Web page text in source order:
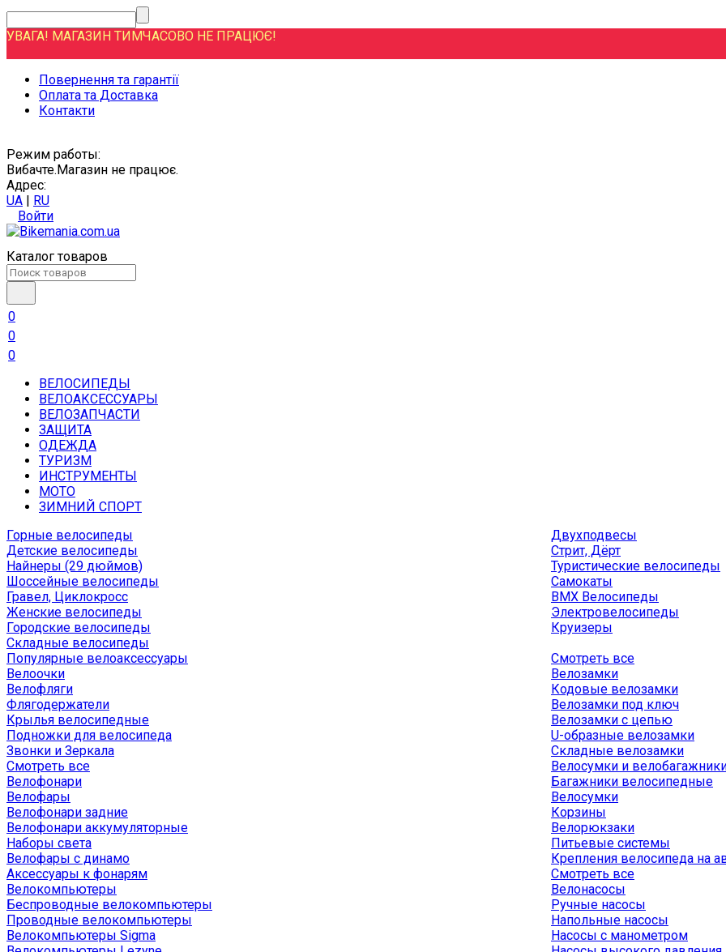
УВАГА! МАГАЗИН ТИМЧАСОВО НЕ ПРАЦЮЄ!
Повернення та гарантії
Оплата та Доставка
Контакти
Режим работы:
Вибачте.Магазин не працює.
Адрес:
UA | RU
Войти
Каталог товаров
0
0
0
ВЕЛОСИПЕДЫ
ВЕЛОАКСЕССУАРЫ
ВЕЛОЗАПЧАСТИ
ЗАЩИТА
ОДЕЖДА
ТУРИЗМ
ИНСТРУМЕНТЫ
МОТО
ЗИМНИЙ СПОРТ
Горные велосипеды
Детские велосипеды
Найнеры (29 дюймов)
Шоссейные велосипеды
Гравел, Циклокросс
Женские велосипеды
Городcкие велосипеды
Складные велосипеды
Двухподвесы
Стрит, Дёрт
Туристические велосипеды
Самокаты
BMX Велосипеды
Электровелосипеды
Круизеры
Популярные велоаксессуары
Велоочки
Велофляги
Флягодержатели
Крылья велосипедные
Подножки для велосипеда
Звонки и Зеркала
Смотреть все
Велофонари
Велофары
Велофонари задние
Велофонари аккумуляторные
Наборы света
Велофары с динамо
Аксессуары к фонарям
Велокомпьютеры
Беспроводные велокомпьютеры
Проводные велокомпьютеры
Велокомпьютеры Sigma
Смотреть все
Велозамки
Кодовые велозамки
Велозамки под ключ
Велозамки с цепью
U-образные велозамки
Складные велозамки
Велосумки и
Багажники велосипедные
Велосумки
Корзины
Велорюкзаки
Питьевые системы
Крепления велосипеда на
Смотреть все
Велонасосы
Ручные насосы
Напольные насосы
Насосы с манометром